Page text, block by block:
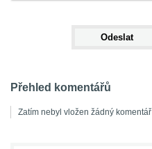
Přehled komentářů
Zatím nebyl vložen žádný komentář